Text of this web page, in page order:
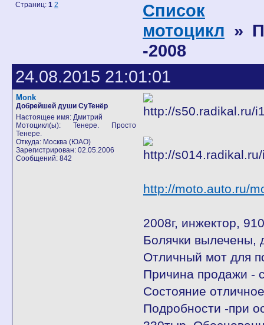
Страниц: 1 2 Список
мотоцикл »
-2008
24.08.2015 21:01:01
Monk
Добрейшей души СуТенёр
Настоящее имя: Дмитрий
Мотоцикл(ы): Тенере. Просто
Тенере.
Откуда: Москва (ЮАО)
Зарегистрирован: 02.05.2006
Сообщений: 842
http://moto.auto.ru/
2008г, инжектор,
Болячки вылечены,
Отличный мот для
Причина продажи -
Состояние
Подробности -при